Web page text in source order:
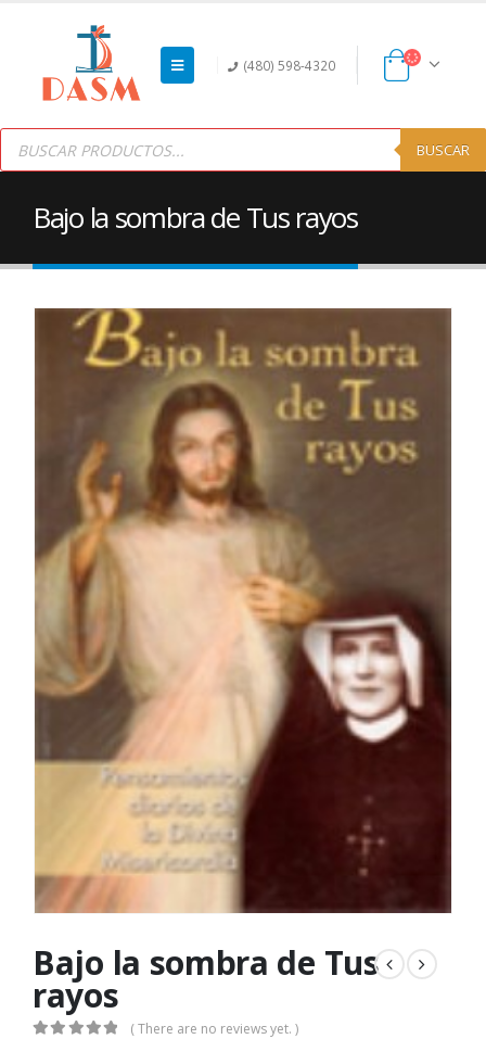
(480) 598-4320
Products
search BUSCAR
Bajo la sombra de Tus rayos
Bajo la sombra de Tus
rayos
( There are no reviews yet. )